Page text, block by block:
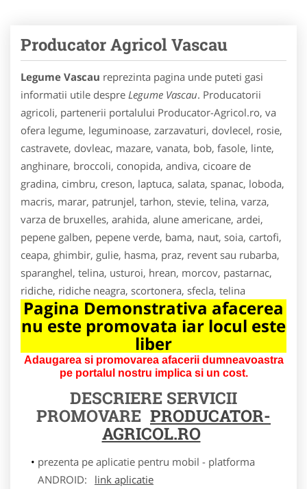
Producator Agricol Vascau
Legume Vascau reprezinta pagina unde puteti gasi
informatii utile despre Legume Vascau. Producatorii
agricoli, partenerii portalului Producator-Agricol.ro, va
ofera legume, leguminoase, zarzavaturi, dovlecel, rosie,
castravete, dovleac, mazare, vanata, bob, fasole, linte,
anghinare, broccoli, conopida, andiva, cicoare de
gradina, cimbru, creson, laptuca, salata, spanac, loboda,
macris, marar, patrunjel, tarhon, stevie, telina, varza,
varza de bruxelles, arahida, alune americane, ardei,
pepene galben, pepene verde, bama, naut, soia, cartofi,
ceapa, ghimbir, gulie, hasma, praz, revent sau rubarba,
sparanghel, telina, usturoi, hrean, morcov, pastarnac,
ridiche, ridiche neagra, scortonera, sfecla, telina
Pagina Demonstrativa afacerea
nu este promovata iar locul este
liber
Adaugarea si promovarea afacerii dumneavoastra
pe portalul nostru implica si un cost.
DESCRIERE SERVICII
PROMOVARE PRODUCATOR-
AGRICOL.RO
prezenta pe aplicatie pentru mobil - platforma
ANDROID:
link aplicatie